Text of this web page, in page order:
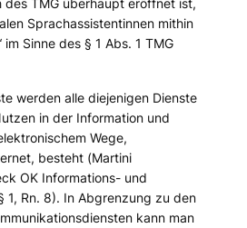
des TMG überhaupt eröffnet ist,
Sprachassistentinnen mithin
im Sinne des § 1 Abs. 1 TMG
werden alle diejenigen Dienste
in der Information und
Wege,
besteht (Martini
OK Informations- und
1, Rn. 8). In Abgrenzung zu den
kann man